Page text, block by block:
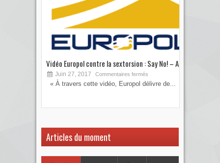
Vidéo Europol contre la sextorsion : Say No! – A...
Juin 27, 2017 Commentaires fermés
« À travers cette vidéo, Europol délivre de...
Articles du moment